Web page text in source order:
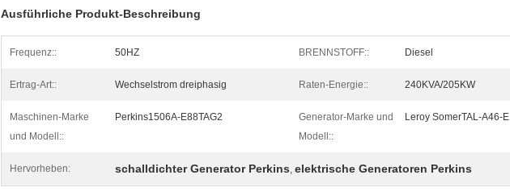
Ausführliche Produkt-Beschreibung
Frequenz:: 50HZ BRENNSTOFF:: Diesel
Ertrag-Art:: Wechselstrom dreiphasig Raten-Energie:: 240KVA/205KW
Maschinen-Marke
und Modell::
Perkins1506A-E88TAG2
Generator-Marke und
Modell::
Leroy SomerTAL-A46-E
Hervorheben: schalldichter Generator Perkins, elektrische Generatoren Perkins